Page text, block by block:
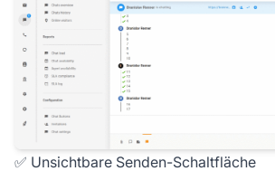
✅ Unsichtbare Senden-Schaltfläche